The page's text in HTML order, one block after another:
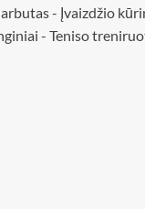
- Įvaizdžio
- Teniso